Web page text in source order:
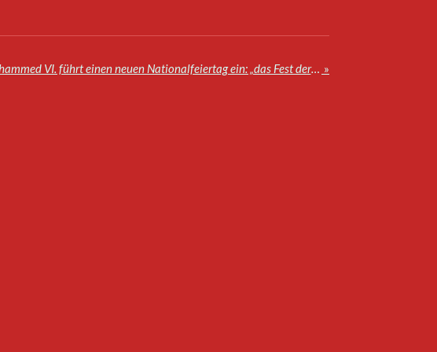
König Mohammed VI. führt einen neuen Nationalfeiertag ein: „das Fest der Einheit“ »